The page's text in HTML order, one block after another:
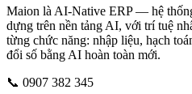
Maion là AI-Native ERP — hệ
dựng trên nền tảng AI, với trí tuệ
từng chức năng: nhập liệu, hạch
đổi số bằng AI hoàn toàn mới.
📞 0907 382 345